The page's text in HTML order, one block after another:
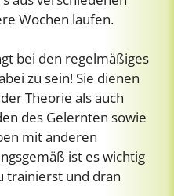
Wochen laufen.
bei den regelmäßiges
zu sein! Sie dienen
Theorie als auch
des Gelernten sowie
mit anderen
ist es wichtig
trainierst und dran